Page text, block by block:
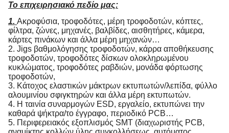
Το επιχειρησιακό πεδίο μας:
1. Ακροφύσια, τροφοδότες, μέρη τροφοδοτών, κόπτες,
φίλτρα, ζώνες, μηχανές, βαλβίδες, αισθητήρες, κάμερα,
κάρτες πινάκων και άλλα μέρη μηχανών…
2. Jigs βαθμολόγησης τροφοδοτών, κάρρα αποθήκευσης
τροφοδοτών, τροφοδότες δίσκων ολοκληρωμένου
κυκλώματος, τροφοδότες ραβδιών, μονάδα φόρτωσης
τροφοδοτών,
3. Κάτοχος ελαστικών μάκτρων εκτυπωτών/λεπίδα, φύλλο
αλουμινίου σφιγκτηρών και άλλα μέρη εκτυπωτών.
4. Η ταινία συναρμογών ESD, εργαλείο, εκτυπώνει την
καθαρά ψήκτρα/το έγγραφο, περιοδικό PCB…
5. Περιφερειακός εξοπλισμός SMT (διαχωριστής PCB,